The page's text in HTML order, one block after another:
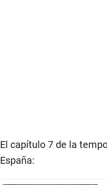
El capítulo 7 de la
España: